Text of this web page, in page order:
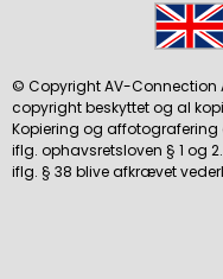
© Copyright AV-Connection
copyright beskyttet og al
Kopiering og
iflg. ophavsretsloven § 1 og
iflg. § 38 blive afkrævet